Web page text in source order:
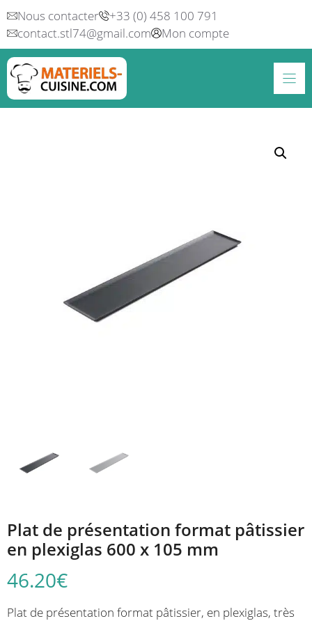
Aller
au
contenu
Nous contacter
+33 (0) 458 100 791
contact.stl74@gmail.com
Mon compte
Plat de présentation format pâtissier
en plexiglas 600 x 105 mm
46.20€
Plat de présentation format pâtissier, en plexiglas, très